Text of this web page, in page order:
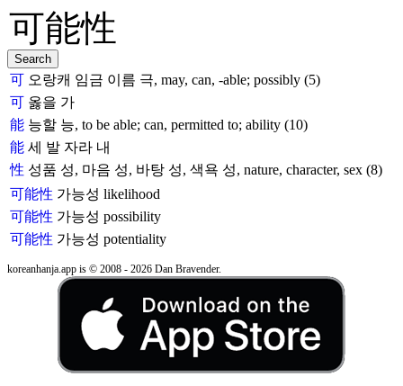
可 오랑캐 임금 이름 극, may, can, -able; possibly (5)
可 옳을 가
能 능할 능, to be able; can, permitted to; ability (10)
能 세 발 자라 내
性 성품 성, 마음 성, 바탕 성, 색욕 성, nature, character, sex (8)
可能性 가능성 likelihood
可能性 가능성 possibility
可能性 가능성 potentiality
koreanhanja.app is © 2008 - 2026 Dan Bravender.